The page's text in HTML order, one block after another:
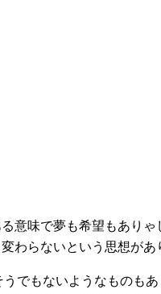
意味で夢も希望もありゃ
わらないという思想があ
でもないようなものも